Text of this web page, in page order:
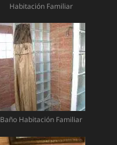
Habitación Familiar
Baño Habitación Familiar